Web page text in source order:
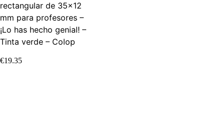
rectangular de 35×12
mm para profesores –
¡Lo has hecho genial! –
Tinta verde – Colop
€19.35